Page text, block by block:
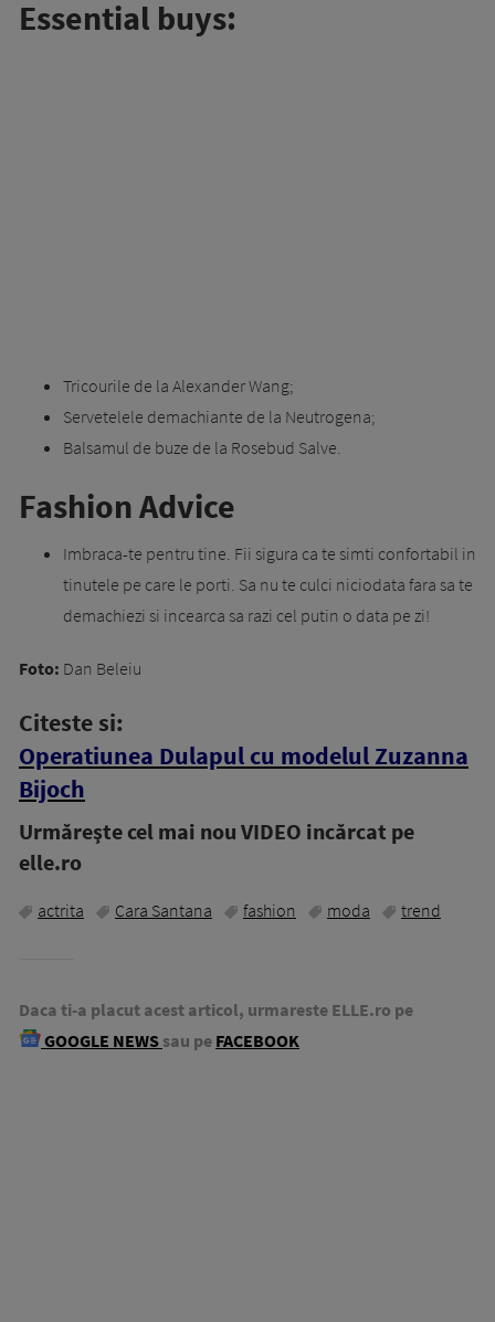
Essential buys:
Tricourile de la Alexander Wang;
Servetelele demachiante de la Neutrogena;
Balsamul de buze de la Rosebud Salve.
Fashion Advice
Imbraca-te pentru tine. Fii sigura ca te simti confortabil in
tinutele pe care le porti. Sa nu te culci niciodata fara sa te
demachiezi si incearca sa razi cel putin o data pe zi!
Foto: Dan Beleiu
Citeste si:
Operatiunea Dulapul cu modelul Zuzanna
Bijoch
Urmăreşte cel mai nou VIDEO incărcat pe
elle.ro
actrita Cara Santana fashion moda trend
Daca ti-a placut acest articol, urmareste ELLE.ro pe
GOOGLE NEWS sau pe FACEBOOK